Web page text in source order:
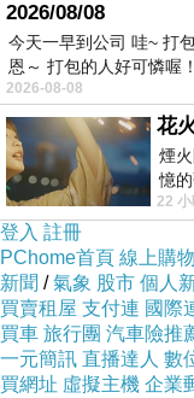
下一篇：每一筆 一劃
2026/08/08
今天一早到公司 哇~ 打
恩～ 打包的人好可憐喔
2026-08-08
花
煙
憶的
22
登入 註冊
PChome首頁 線上購物
新聞 /氣象 股市 個人
買賣租屋 支付連 國際
買車 旅行團 汽車險推
一元簡訊 直播達人 數
買網址 虛擬主機 企業